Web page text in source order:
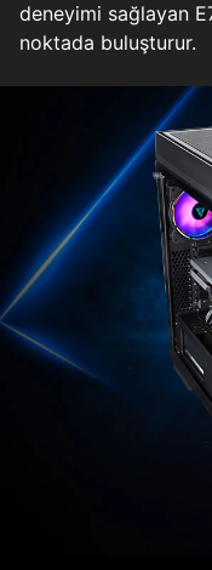
deneyimi sağlayan
noktada buluşturur.